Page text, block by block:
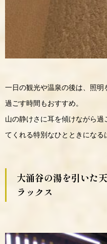
一日の観光や温泉の後は、照明
過ごす時間もおすすめ。
山の静けさに耳を傾けながら
てくれる特別なひとときになる
大涌谷の湯を引いた
ラックス